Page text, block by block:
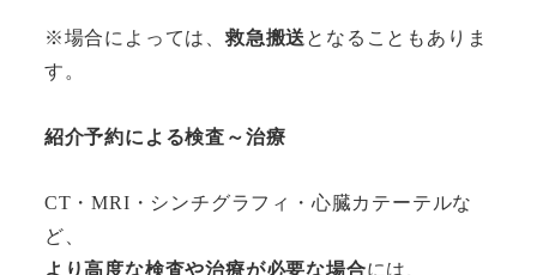
※場合によっては、救急搬送 となることもありま
す。
紹介予約による検査～治療
CT・MRI・シンチグラフィ・心臓カテーテルな
ど、
より高度な検査や治療が必要な場合には、